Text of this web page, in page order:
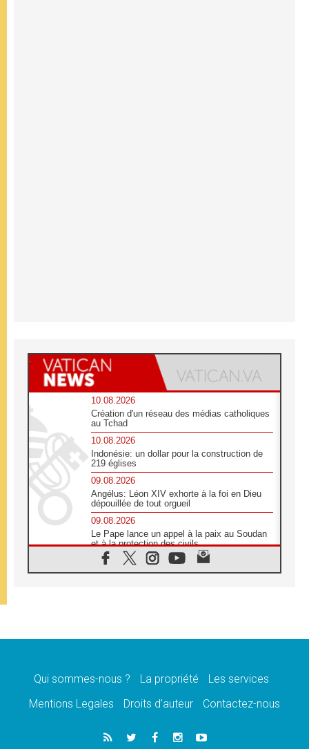
10.08.2026
Création d'un réseau des médias catholiques
au Tchad
10.08.2026
Indonésie: un dollar pour la construction de
219 églises
09.08.2026
Angélus: Léon XIV exhorte à la foi en Dieu
dépouillée de tout orgueil
09.08.2026
Le Pape lance un appel à la paix au Soudan
et à la protection des civils
09.08.2026
Déclaration d'Addis-Abeba du SCEAM sur
08.08.2026
08.08.2026
la victoire de l'amour sur la mort
«Relancer l'empathie», le projet Triennal d'art
des Universités catholiques
Qui sommes-nous ? La propriété
Les services
Mentions Legales
Droits d’auteur Contactez-nous